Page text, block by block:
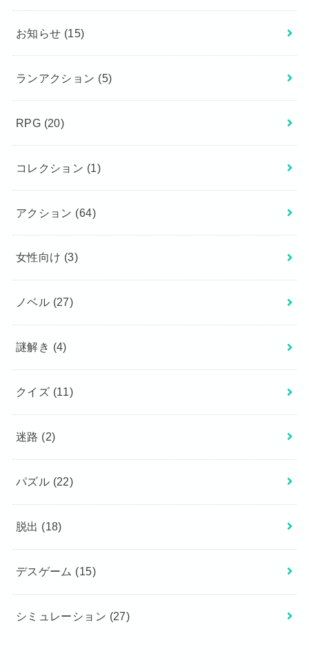
お知らせ (15)
ランアクション (5)
RPG (20)
コレクション (1)
アクション (64)
女性向け (3)
ノベル (27)
謎解き (4)
クイズ (11)
迷路 (2)
パズル (22)
脱出 (18)
デスゲーム (15)
シミュレーション (27)